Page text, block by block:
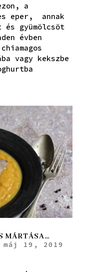
a
eper, annak
és gyümölcsöt
évben
vagy kekszbe
MÁRTÁSA…
máj 19, 2019